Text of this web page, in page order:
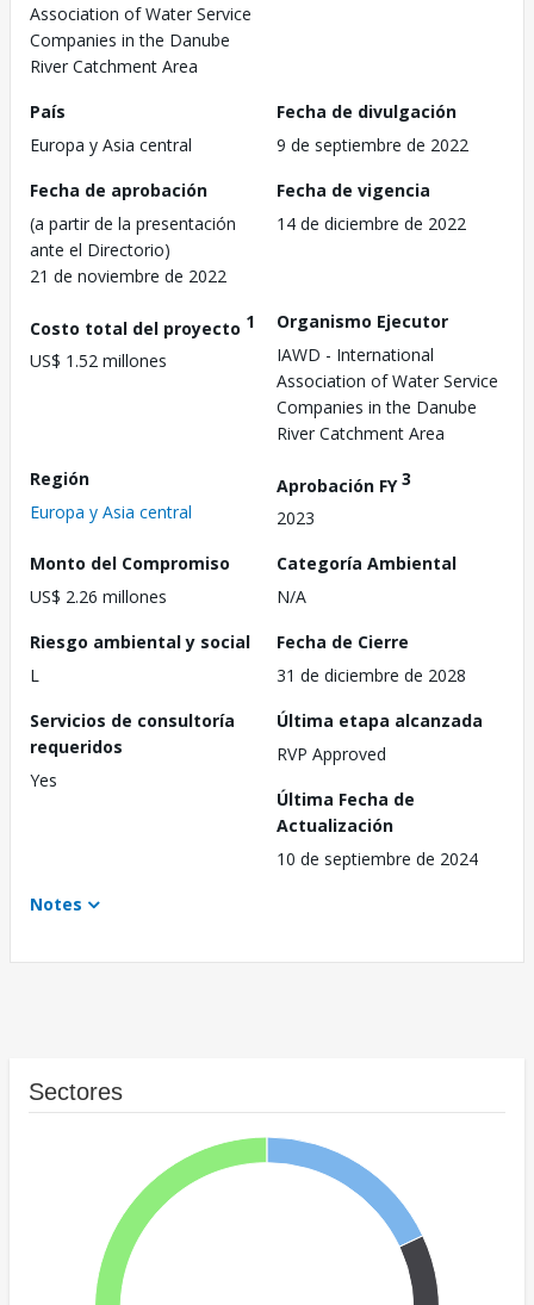
Association of Water Service
Companies in the Danube
River Catchment Area
País
Europa y Asia central
Fecha de divulgación
9 de septiembre de 2022
Fecha de aprobación
(a partir de la presentación
ante el Directorio)
21 de noviembre de 2022
Fecha de vigencia
14 de diciembre de 2022
Costo total del proyecto 1
US$ 1.52 millones
Organismo Ejecutor
IAWD - International
Association of Water Service
Companies in the Danube
River Catchment Area
Región
Europa y Asia central
Aprobación FY3
2023
Monto del Compromiso
US$ 2.26 millones
Categoría Ambiental
N/A
Riesgo ambiental y social
L
Fecha de Cierre
31 de diciembre de 2028
Servicios de consultoría
requeridos
Yes
Última etapa alcanzada
RVP Approved
Última Fecha de
Actualización
10 de septiembre de 2024
Notes
Sectores